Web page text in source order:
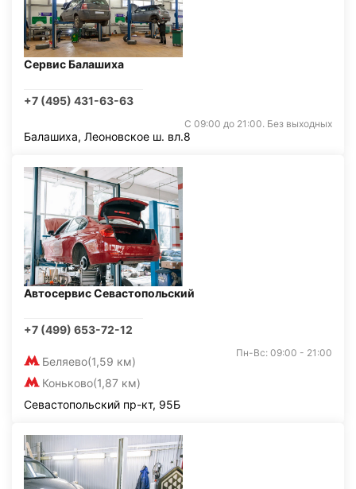
Сервис Балашиха
+7 (495) 431-63-63
С 09:00 до 21:00. Без выходных
Балашиха, Леоновское ш. вл.8
Автосервис Севастопольский
+7 (499) 653-72-12
Беляево(1,59 км)
Коньково(1,87 км)
Пн-Вс: 09:00 - 21:00
Севастопольский пр-кт, 95Б